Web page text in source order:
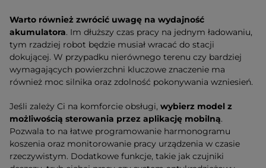
Warto również zwrócić uwagę na wydajność
akumulatora. Im dłuższy czas pracy na jednym ładowaniu,
tym rzadziej robot będzie musiał wracać do stacji
dokującej. W przypadku nierównego terenu czy bardziej
wymagających powierzchni kluczowe znaczenie ma
również moc silnika oraz zdolność pokonywania wzniesień.
Jeśli zależy Ci na komforcie obsługi, wybierz model z
możliwością sterowania przez aplikację mobilną.
Pozwala to na łatwe programowanie harmonogramu
koszenia oraz monitorowanie pracy urządzenia w czasie
rzeczywistym. Dodatkowe funkcje, takie jak czujniki